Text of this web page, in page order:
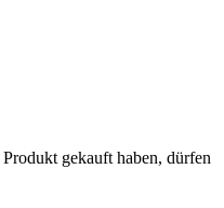
gekauft haben, dürfen